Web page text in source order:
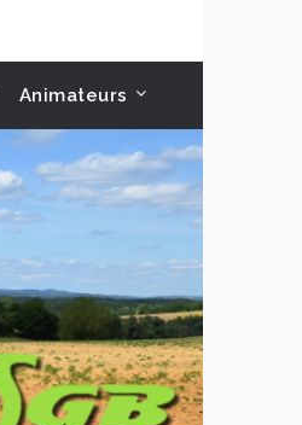
Animateurs